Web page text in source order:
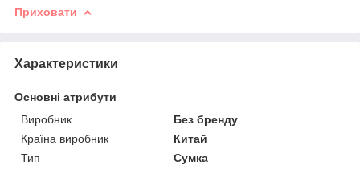
Приховати
Характеристики
Основні атрибути
Виробник
Без бренду
Країна виробник
Китай
Тип
Сумка